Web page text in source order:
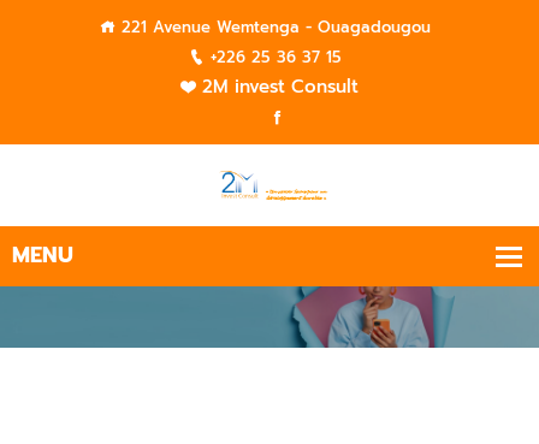
221 Avenue Wemtenga - Ouagadougou
+226 25 36 37 15
2M invest Consult